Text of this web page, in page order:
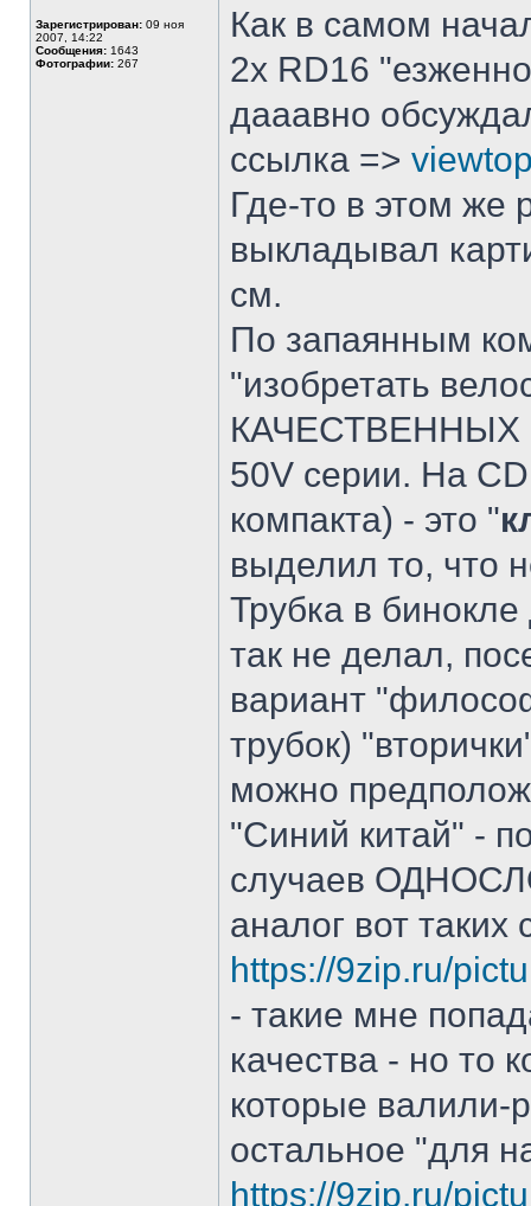
Зарегистрирован: 09 ноя
2007, 14:22
Сообщения: 1643
Фотографии: 267
Как в самом
2x RD16
дааавно
ссылка =>
Где-то в этом же
выкладывал
см.
По запаянным
"изобретать
КАЧЕСТВЕННЫХ
50V серии. На
компакта) - это "
выделил то, что
Трубка в
так не делал,
вариант
трубок)
можно
"Синий китай" -
случаев
аналог вот таких
https://9zip.ru/
- такие мне
качества - но то
которые валили-
остальное "для
https://9zip.ru/